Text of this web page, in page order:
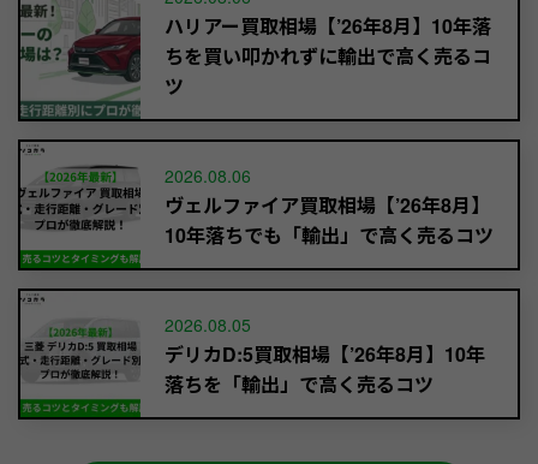
ハリアー買取相場【’26年8月】10年落
ちを買い叩かれずに輸出で高く売るコ
ツ
2026.08.06
ヴェルファイア買取相場【’26年8月】
10年落ちでも「輸出」で高く売るコツ
2026.08.05
デリカD:5買取相場【’26年8月】10年
落ちを「輸出」で高く売るコツ